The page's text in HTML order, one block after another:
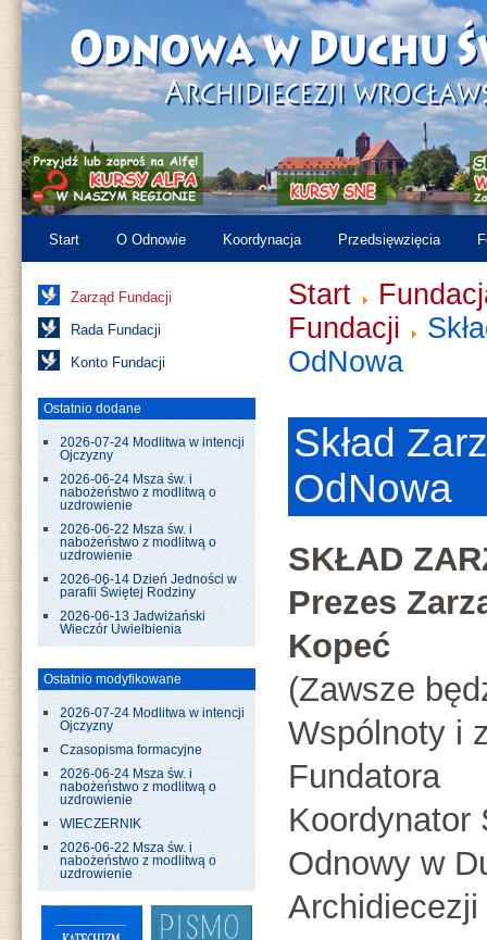
Start O Odnowie Koordynacja Przedsięwzięcia
Zarząd Fundacji
Rada Fundacji
Konto Fundacji
Ostatnio dodane
2026-07-24 Modlitwa w intencji
Ojczyzny
2026-06-24 Msza św. i
nabożeństwo z modlitwą o
uzdrowienie
2026-06-22 Msza św. i
nabożeństwo z modlitwą o
uzdrowienie
2026-06-14 Dzień Jedności w
parafii Świętej Rodziny
2026-06-13 Jadwiżański
Wieczór Uwielbienia
Ostatnio modyfikowane
2026-07-24 Modlitwa w intencji
Ojczyzny
Czasopisma formacyjne
2026-06-24 Msza św. i
nabożeństwo z modlitwą o
uzdrowienie
WIECZERNIK
2026-06-22 Msza św. i
nabożeństwo z modlitwą o
uzdrowienie
Start
Fundacji
OdNowa
Skład
OdNowa
SKŁAD
Prezes
Kopeć
(Zawsze
Wspólnoty i
Fundatora
Koordynator
Odnowy w
Archidiecezji